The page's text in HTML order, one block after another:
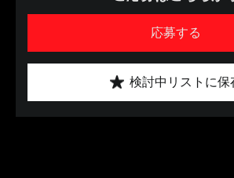
応募する
検討中リストに保